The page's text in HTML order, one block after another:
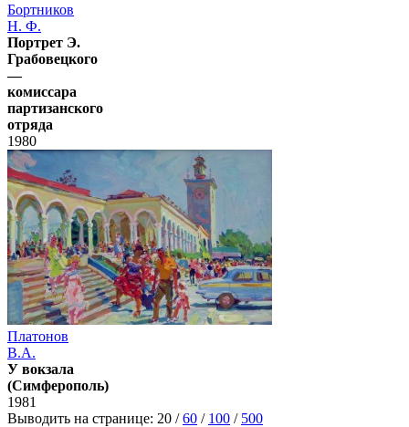
Бортников
Н. Ф.
Портрет Э.
Грабовецкого
—
комиссара
партизанского
отряда
1980
Платонов
В.А.
У вокзала
(Симферополь)
1981
Выводить на странице: 20 /60 / 100 / 500